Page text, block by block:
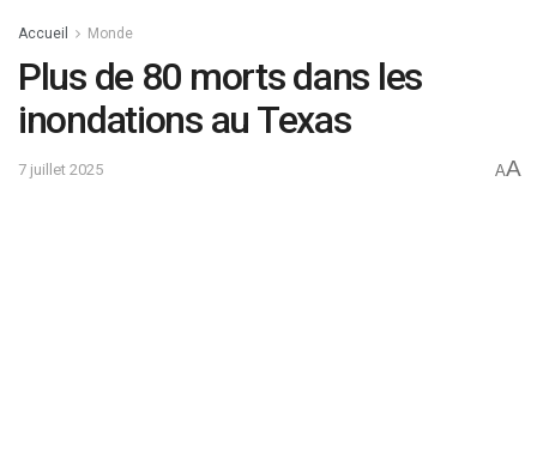
Accueil Monde
Plus de 80 morts dans les
inondations au Texas
7 juillet 2025 AA